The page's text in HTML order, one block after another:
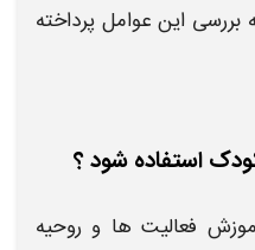
این عوامل پرداخته
فعالیت ها و روحیه